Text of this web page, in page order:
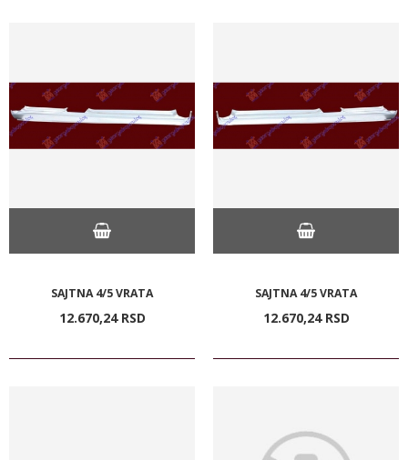
SAJTNA 4/5 VRATA
12.670,24 RSD
SAJTNA 4/5 VRATA
12.670,24 RSD